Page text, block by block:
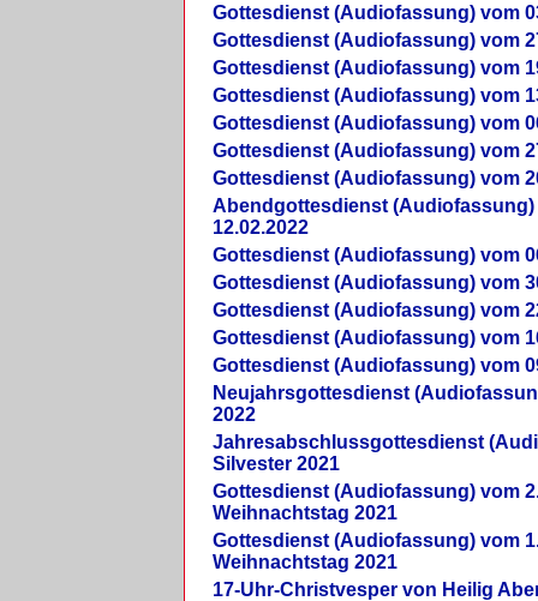
Gottesdienst (Audiofassung) vom
Gottesdienst (Audiofassung) vom
Gottesdienst (Audiofassung) vom
Gottesdienst (Audiofassung) vom
Gottesdienst (Audiofassung) vom
Gottesdienst (Audiofassung) vom
Gottesdienst (Audiofassung) vom
Abendgottesdienst (Audiofassung)
12.02.2022
Gottesdienst (Audiofassung) vom
Gottesdienst (Audiofassung) vom
Gottesdienst (Audiofassung) vom
Gottesdienst (Audiofassung) vom
Gottesdienst (Audiofassung) vom
Neujahrsgottesdienst
2022
Jahresabschlussgottesdienst
Silvester 2021
Gottesdienst (Audiofassung) vom
Weihnachtstag 2021
Gottesdienst (Audiofassung) vom
Weihnachtstag 2021
17-Uhr-Christvesper von Heilig